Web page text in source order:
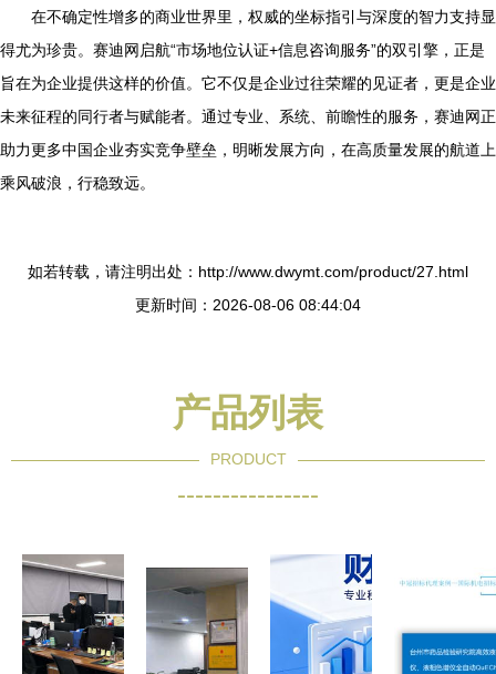
在不确定性增多的商业世界里，权威的坐标指引与深度的智力支持显
得尤为珍贵。赛迪网启航“市场地位认证+信息咨询服务”的双引擎，正是
旨在为企业提供这样的价值。它不仅是企业过往荣耀的见证者，更是企业
未来征程的同行者与赋能者。通过专业、系统、前瞻性的服务，赛迪网正
助力更多中国企业夯实竞争壁垒，明晰发展方向，在高质量发展的航道上
乘风破浪，行稳致远。
如若转载，请注明出处：http://www.dwymt.com/product/27.html
更新时间：2026-08-06 08:44:04
产品列表
PRODUCT
----------------